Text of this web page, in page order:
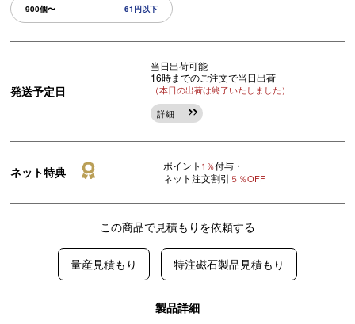
900個〜 61円以下
発送予定日
当日出荷可能
16時までのご注文で当日出荷
（本日の出荷は終了いたしました）
詳細
ネット特典 ポイント 1％付与・
ネット注文割引 ５％OFF
この商品で見積もりを依頼する
量産見積もり 特注磁石製品見積もり
製品詳細